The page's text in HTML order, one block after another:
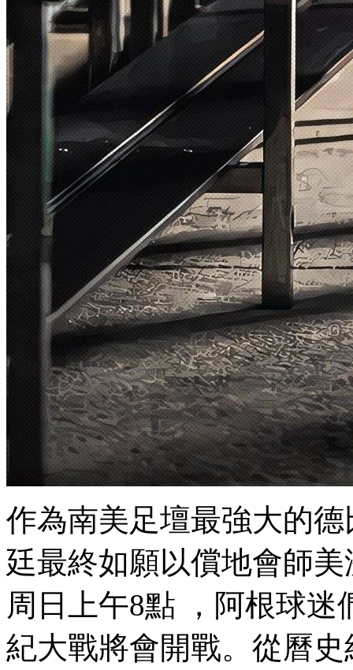
作為南美足壇最強大的德
廷最終如願以償地會師美洲
周日上午8點 ，阿根球
紀大戰將會開戰。從曆